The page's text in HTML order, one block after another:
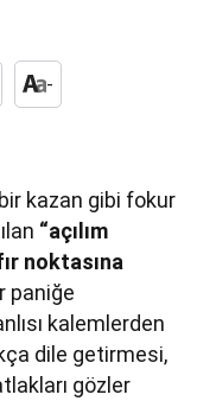
-
kazan gibi fokur
“açılım
noktasına
paniğe
kalemlerden
dile getirmesi,
gözler